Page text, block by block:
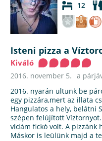
12
Isteni pizza a
Kiváló
2016. november 5. a
2016. nyarán ültünk be
egy pizzára,mert az illata
Hangulatos a hely, belátni
szépen felújított
vidám fickó volt. A pizzánk
Máskor is leülünk majd a